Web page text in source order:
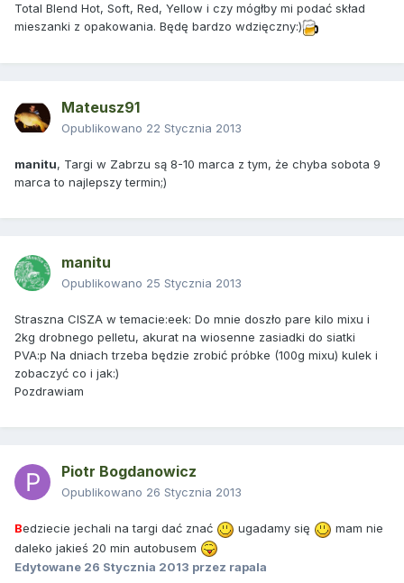
Total Blend Hot, Soft, Red, Yellow i czy mógłby mi podać skład
mieszanki z opakowania. Będę bardzo wdzięczny:)
Mateusz91
Opublikowano 22 Stycznia 2013
manitu, Targi w Zabrzu są 8-10 marca z tym, że chyba sobota 9
marca to najlepszy termin;)
manitu
Opublikowano 25 Stycznia 2013
Straszna CISZA w temacie:eek: Do mnie doszło pare kilo mixu i
2kg drobnego pelletu, akurat na wiosenne zasiadki do siatki
PVA:p Na dniach trzeba będzie zrobić próbke (100g mixu) kulek i
zobaczyć co i jak:)
Pozdrawiam
Piotr Bogdanowicz
Opublikowano 26 Stycznia 2013
Bedziecie jechali na targi dać znać ugadamy się
mam nie
daleko jakieś 20 min autobusem
Edytowane 26 Stycznia 2013 przez rapala